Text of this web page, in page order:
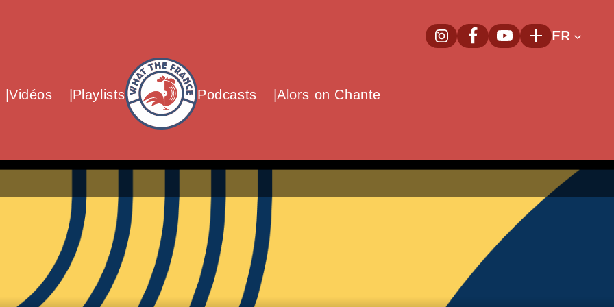
InstagramNouvelle fenêtre
FacebookNouvelle fenêtre
YoutubeNouvelle
PlusFR
Vidéos Playlists
What The France – Back to homepage
Podcasts Alors on Chante